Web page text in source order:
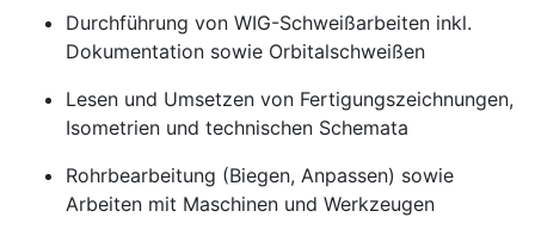
Durchführung von WIG-Schweißarbeiten inkl.
Dokumentation sowie Orbitalschweißen
Lesen und Umsetzen von Fertigungszeichnungen,
Isometrien und technischen Schemata
Rohrbearbeitung (Biegen, Anpassen) sowie
Arbeiten mit Maschinen und Werkzeugen